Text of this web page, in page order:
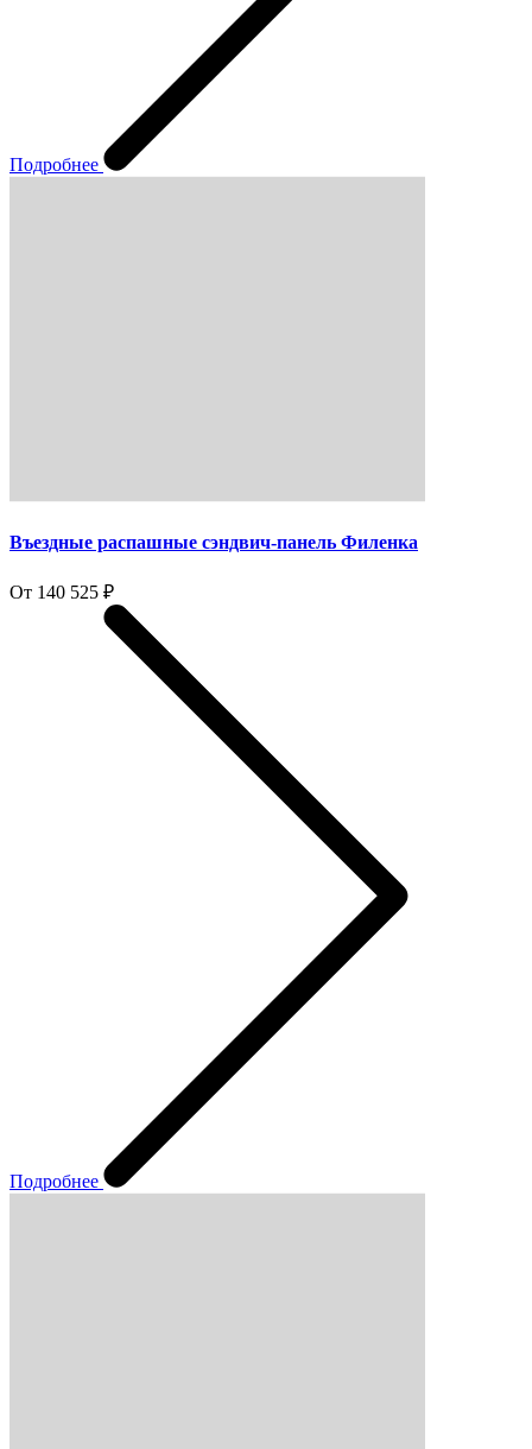
Подробнее
Въездные распашные сэндвич-панель Филенка
От 140 525 ₽
Подробнее